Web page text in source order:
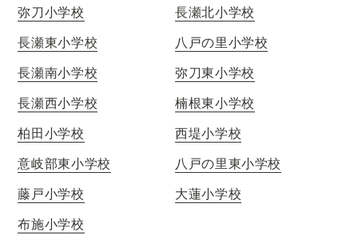
弥刀小学校
長瀬北小学校
長瀬東小学校
八戸の里小学校
長瀬南小学校
弥刀東小学校
長瀬西小学校
楠根東小学校
柏田小学校
西堤小学校
意岐部東小学校
八戸の里東小学校
藤戸小学校
大蓮小学校
布施小学校